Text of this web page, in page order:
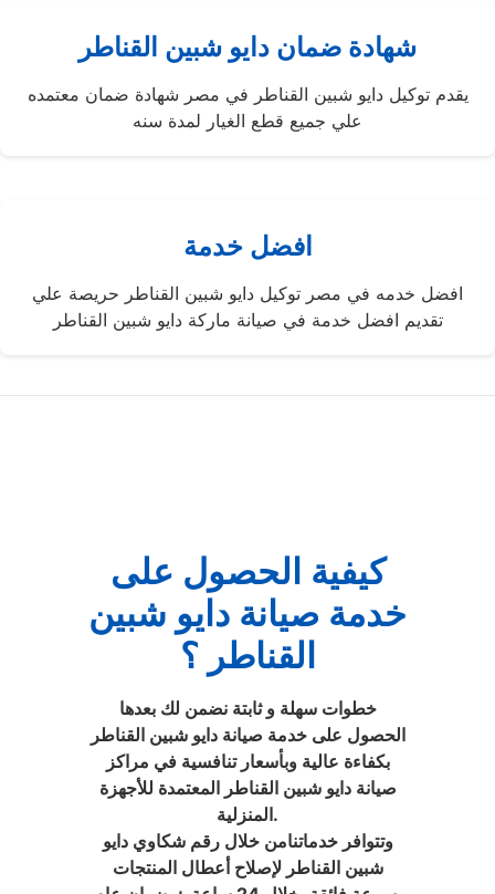
شهادة ضمان دايو شبين القناطر
يقدم توكيل دايو شبين القناطر في مصر شهادة ضمان معتمده
علي جميع قطع الغيار لمدة سنه
افضل خدمة
افضل خدمه في مصر توكيل دايو شبين القناطر حريصة علي
تقديم افضل خدمة في صيانة ماركة دايو شبين القناطر
كيفية الحصول على
خدمة صيانة دايو شبين
القناطر ؟
خطوات سهلة و ثابتة نضمن لك بعدها
الحصول على خدمة صيانة دايو شبين القناطر
بكفاءة عالية وبأسعار تنافسية في مراكز
صيانة دايو شبين القناطر المعتمدة للأجهزة
المنزلية.
وتتوافر خدماتنامن خلال رقم شكاوي دايو
شبين القناطر لإصلاح أعطال المنتجات